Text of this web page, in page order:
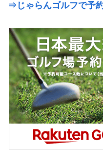
⇒じゃらんゴルフで予約